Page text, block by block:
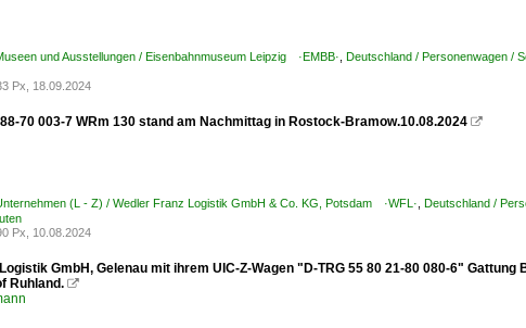
und Ausstellungen / Eisenbahnmuseum Leipzig ·EMBB· Deutschland / Personenwagen
Px, 18.09.2024
88-70 003-7 WRm 130 stand am Nachmittag in Rostock-Bramow.10.08.2024 
(L - Z) / Wedler Franz Logistik GmbH & Co. KG, Potsdam ·WFL· Deutschland /
Px, 10.08.2024
GmbH, Gelenau mit ihrem UIC-Z-Wagen "D-TRG 55 80 21-80 080-6"
Ruhland. 